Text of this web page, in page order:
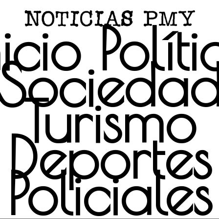
Turismo
Deportes
Policiales